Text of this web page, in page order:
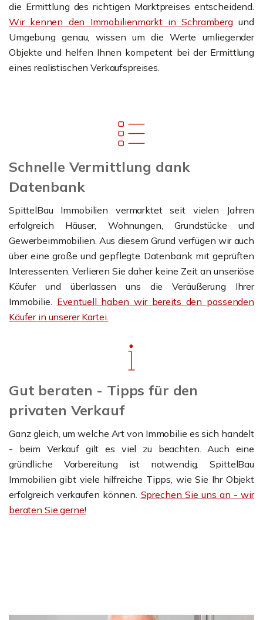
die Ermittlung des richtigen Marktpreises entscheidend.
Wir kennen den Immobilienmarkt in Schrambergund
Umgebung genau, wissen um die Werte umliegender
Objekte und helfen Ihnen kompetent bei der Ermittlung
eines realistischen Verkaufspreises.
Schnelle Vermittlung dank
Datenbank
SpittelBau Immobilien vermarktet seit vielen Jahren
erfolgreich Häuser, Wohnungen, Grundstücke und
Gewerbeimmobilien. Aus diesem Grund verfügen wir auch
über eine große und gepflegte Datenbank mit geprüften
Interessenten. Verlieren Sie daher keine Zeit an unseriöse
Käufer und überlassen uns die Veräußerung Ihrer
Immobilie. Eventuell haben wir bereits den passenden
Käufer in unserer Kartei.
Gut beraten - Tipps für den
privaten Verkauf
Ganz gleich, um welche Art von Immobilie es sich handelt
- beim Verkauf gilt es viel zu beachten. Auch eine
gründliche Vorbereitung ist notwendig. SpittelBau
Immobilien gibt viele hilfreiche Tipps, wie Sie Ihr Objekt
erfolgreich verkaufen können. Sprechen Sie uns an - wir
beraten Sie gerne!